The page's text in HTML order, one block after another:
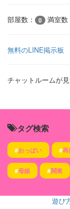
部屋数： 0 満室数
無料のLINE掲示板
チャットルームが
タグ検索
#おっぱい #再
#母娘 #関東
遊び